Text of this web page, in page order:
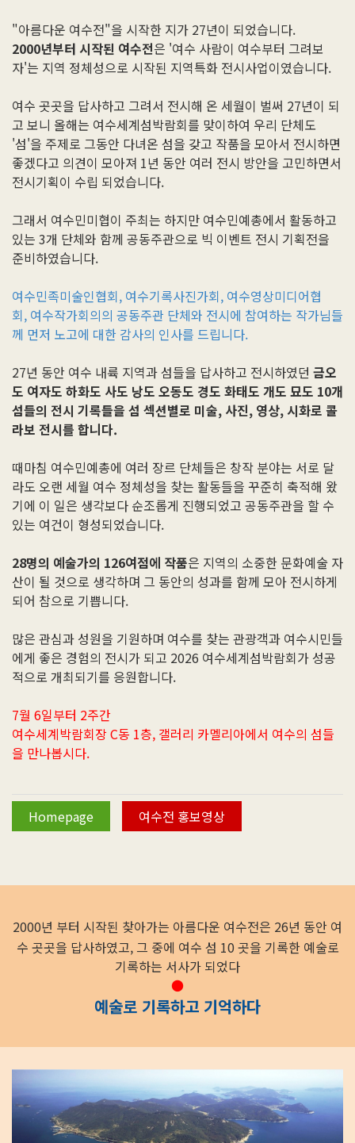
"아름다운 여수전"을 시작한 지가 27년이 되었습니다.
2000년부터 시작된 여수전은 '여수 사람이 여수부터 그려보
자'는 지역 정체성으로 시작된 지역특화 전시사업이였습니다.
여수 곳곳을 답사하고 그려서 전시해 온 세월이 벌써 27년이 되
고 보니 올해는 여수세계섬박람회를 맞이하여 우리 단체도
'섬'을 주제로 그동안 다녀온 섬을 갖고 작품을 모아서 전시하면
좋겠다고 의견이 모아져 1년 동안 여러 전시 방안을 고민하면서
전시기획이 수립 되었습니다.
그래서 여수민미협이 주최는 하지만 여수민예총에서 활동하고
있는 3개 단체와 함께 공동주관으로 빅 이벤트 전시 기획전을
준비하였습니다.
여수민족미술인협회, 여수기록사진가회, 여수영상미디어협
회, 여수작가회의의 공동주관 단체와 전시에 참여하는 작가님들
께 먼저 노고에 대한 감사의 인사를 드립니다.
27년 동안 여수 내륙 지역과 섬들을 답사하고 전시하였던 금오
도 여자도 하화도 사도 낭도 오동도 경도 화태도 개도 묘도 10개
섬들의 전시 기록들을 섬 섹션별로 미술, 사진, 영상, 시화로 콜
라보 전시를 합니다.
때마침 여수민예총에 여러 장르 단체들은 창작 분야는 서로 달
라도 오랜 세월 여수 정체성을 찾는 활동들을 꾸준히 축적해 왔
기에 이 일은 생각보다 순조롭게 진행되었고 공동주관을 할 수
있는 여건이 형성되었습니다.
28명의 예술가의 126여점에 작품은 지역의 소중한 문화예술 자
산이 될 것으로 생각하며 그 동안의 성과를 함께 모아 전시하게
되어 참으로 기쁩니다.
많은 관심과 성원을 기원하며 여수를 찾는 관광객과 여수시민들
에게 좋은 경험의 전시가 되고 2026 여수세계섬박람회가 성공
적으로 개최되기를 응원합니다.
7월 6일부터 2주간
여수세계박람회장 C동 1층, 갤러리 카멜리아에서 여수의 섬들
을 만나봅시다.
Homepage 여수전 홍보영상
2000년 부터 시작된 찾아가는 아름다운 여수전은 26년 동안 여
수 곳곳을 답사하였고, 그 중에 여수 섬 10 곳을 기록한 예술로
기록하는 서사가 되었다
●
예술로 기록하고 기억하다